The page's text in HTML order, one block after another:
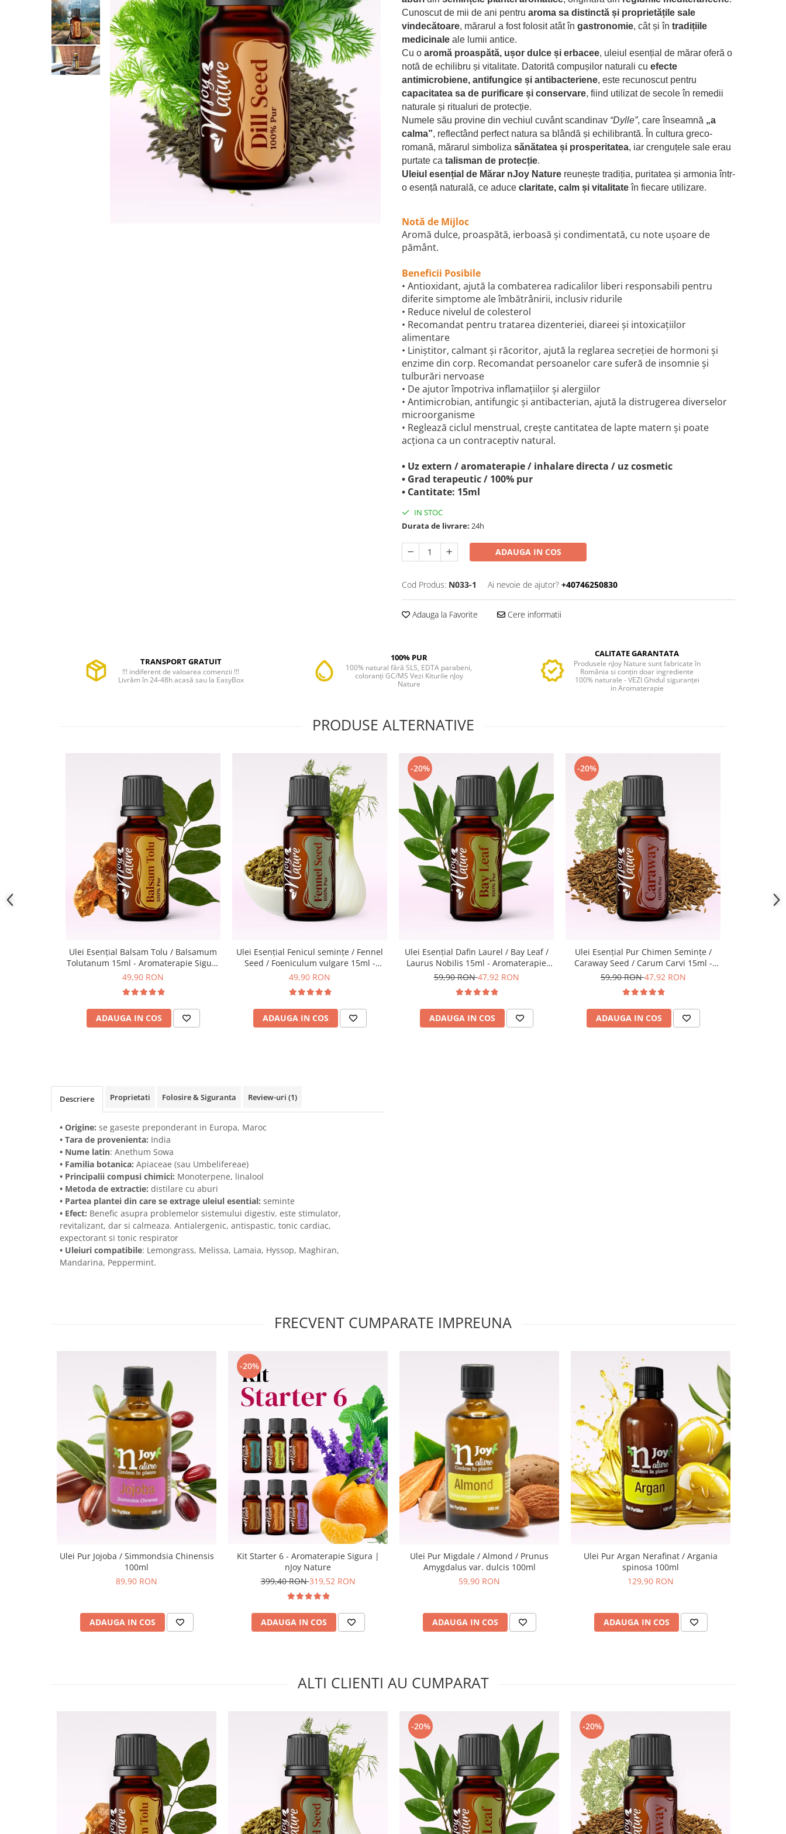
Rose - instrumentul iubirii
Chakrele si Uleiurile Esentiale
Arome tomnatice pentru încălzirea
Uleiul esențial de Ravintsara
Lună plină, bine ai revenit, te simt
Cum integrăm uleiurile esențiale în
Cunoscut de mii de ani pentru aroma sa distinctă și proprietățile sale
vindecătoare, mărarul a fost folosit atât în gastronomie, cât și în tradițiile
medicinale ale lumii antice.
Cu o aromă proaspătă, ușor dulce și erbacee, uleiul esențial de mărar oferă o
notă de echilibru și vitalitate. Datorită compușilor naturali cu efecte
antimicrobiene, antifungice și antibacteriene, este recunoscut pentru
capacitatea sa de purificare și conservare, fiind utilizat de secole în remedii
naturale și ritualuri de protecție.
Numele său provine din vechiul cuvânt scandinav “Dylle”, care înseamnă „a
calma”, reflectând perfect natura sa blândă și echilibrantă. În cultura greco-
romană, mărarul simboliza sănătatea și prosperitatea, iar crenguțele sale erau
purtate ca talisman de protecție.
Uleiul esențial de Mărar nJoy Nature reunește tradiția, puritatea și armonia într-
o esență naturală, ce aduce claritate, calm și vitalitateîn fiecare utilizare.
Notă de Mijloc
Aromă dulce, proaspătă, ierboasă și condimentată, cu note ușoare de
pământ.
Beneficii Posibile
• Antioxidant, ajută la combaterea radicalilor liberi responsabili pentru
diferite simptome ale îmbătrânirii, inclusiv ridurile
• Reduce nivelul de colesterol
• Recomandat pentru tratarea dizenteriei, diareei și intoxicațiilor
alimentare
• Liniștitor, calmant și răcoritor, ajută la reglarea secreției de hormoni și
enzime din corp. Recomandat persoanelor care suferă de insomnie și
tulburări nervoase
• De ajutor împotriva inflamațiilor și alergiilor
• Antimicrobian, antifungic și antibacterian, ajută la distrugerea diverselor
microorganisme
• Reglează ciclul menstrual, crește cantitatea de lapte matern și poate
acţiona ca un contraceptiv natural.
• Uz extern / aromaterapie / inhalare directa / uz cosmetic
• Grad terapeutic / 100% pur
• Cantitate: 15ml
IN STOC
Durata de livrare: 24h
ADAUGA IN COS
Cod Produs: N033-1 Ai nevoie de ajutor? +40746250830
Adauga la Favorite Cere informatii
TRANSPORT GRATUIT
!!! indiferent de valoarea comenzii !!!
Livrăm în 24-48h acasă sau la EasyBox
100% PUR
100% natural fără SLS, EDTA parabeni,
coloranți GC/MS Vezi Kiturile nJoy
Nature
CALITATE GARANTATA
Produsele nJoy Nature sunt fabricate în
România si conțin doar ingrediente
100% naturale - VEZI Ghidul siguranței
in Aromaterapie
PRODUSE ALTERNATIVE
Ulei Esențial Balsam Tolu / Balsamum
Tolutanum 15ml - Aromaterapie Sigura
| nJoy Nature
49,90 RON
ADAUGA IN COS
Ulei Esențial Fenicul seminţe / Fennel
Seed / Foeniculum vulgare 15ml -
Aromaterapie Sigura | nJoy Nature
49,90 RON
ADAUGA IN COS
-20%
Ulei Esenţial Dafin Laurel / Bay Leaf /
Laurus Nobilis 15ml - Aromaterapie
Sigura | nJoy Nature
59,90 RON47,92 RON
ADAUGA IN COS
-20%
Ulei Esențial Pur Chimen Seminţe /
Caraway Seed / Carum Carvi 15ml -
Aromaterapie Sigura | nJoy Nature
59,90 RON47,92 RON
ADAUGA IN COS
Descriere Proprietati Folosire & Siguranta Review-uri (1)
• Origine: se gaseste preponderant in Europa, Maroc
• Tara de provenienta: India
• Nume latin: Anethum Sowa
• Familia botanica: Apiaceae (sau Umbelifereae)
• Principalii compusi chimici: Monoterpene, linalool
• Metoda de extractie: distilare cu aburi
• Partea plantei din care se extrage uleiul esential: seminte
• Efect: Benefic asupra problemelor sistemului digestiv, este stimulator,
revitalizant, dar si calmeaza. Antialergenic, antispastic, tonic cardiac,
expectorant si tonic respirator
• Uleiuri compatibile: Lemongrass, Melissa, Lamaia, Hyssop, Maghiran,
Mandarina, Peppermint.
FRECVENT CUMPARATE IMPREUNA
Ulei Pur Jojoba / Simmondsia Chinensis
100ml
89,90 RON
ADAUGA IN COS
-20%
Kit Starter 6 - Aromaterapie Sigura |
nJoy Nature
399,40 RON319,52 RON
ADAUGA IN COS
Ulei Pur Migdale / Almond / Prunus
Amygdalus var. dulcis 100ml
59,90 RON
ADAUGA IN COS
Ulei Pur Argan Nerafinat / Argania
spinosa 100ml
129,90 RON
ADAUGA IN COS
ALTI CLIENTI AU CUMPARAT
-20% -20%